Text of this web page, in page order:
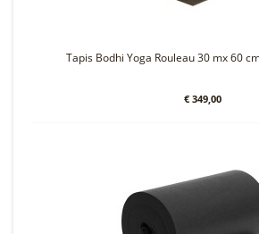
Tapis Bodhi Yoga Rouleau 30 mx 60
€ 349,00